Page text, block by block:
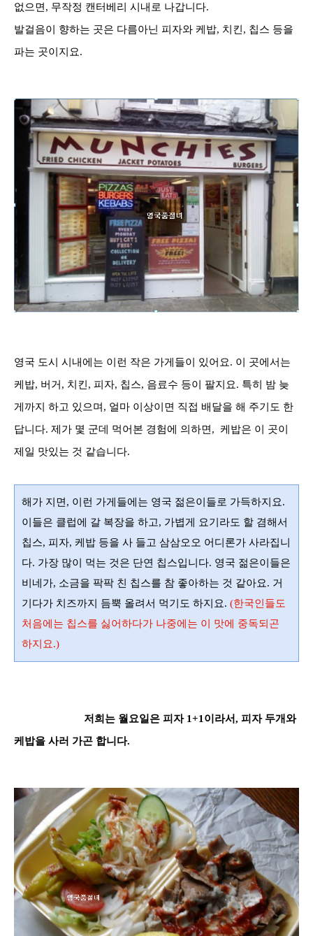
없으면, 무작정 캔터베리 시내로 나갑니다.
발걸음이 향하는 곳은 다름아닌 피자와 케밥, 치킨 , 칩스 등을
파는 곳이지요.
영국 도시 시내에는 이런 작은 가게들이 있어요. 이 곳에서는
케밥, 버거 , 치킨 , 피자, 칩스, 음료수 등이 팔지요. 특히 밤 늦
게까지 하고 있으며 , 얼마 이상이면 직접 배달을 해 주기도 한
답니다. 제가 몇 군데 먹어본 경험에 의하면 , 케밥은 이 곳이
제일 맛있는 것 같습니다.
해가 지면, 이런 가게들에는 영국 젊은이들로 가득하지요.
이들은 클럽에 갈 복장을 하고, 가볍게 요기라도 할 겸해서
칩스, 피자, 케밥 등을 사 들고 삼삼오오 어디론가 사라집니
다. 가장 많이 먹는 것은 단연 칩스입니다. 영국 젊은이들은
비네가, 소금을 팍팍 친 칩스를 참 좋아하는 것 같아요. 거
기다가 치즈까지 듬뿍 올려서 먹기도 하지요. (한국인들도
처음에는 칩스를 싫어하다가 나중에는 이 맛에 중독되곤
하지요.)
저희는 월요일은 피자1+1 이라서, 피자 두개와
케밥을 사러 가곤 합니다.